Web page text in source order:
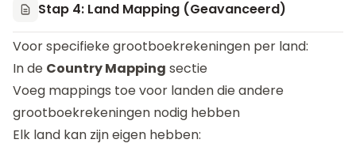
Stap 4: Land Mapping (Geavanceerd)
Voor specifieke grootboekrekeningen per land:
In de Country Mapping sectie
Voeg mappings toe voor landen die andere
grootboekrekeningen nodig hebben
Elk land kan zijn eigen hebben: